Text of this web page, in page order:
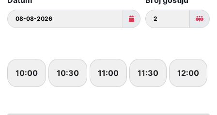
10:00 10:30 11:00 11:30 12:00